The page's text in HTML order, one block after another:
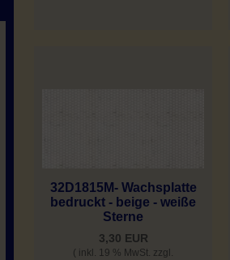
32D1815M- Wachsplatte
bedruckt - beige - weiße
Sterne
3,30 EUR
( inkl. 19 % MwSt. zzgl.